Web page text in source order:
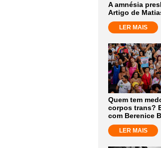
A amnésia
Artigo de
LER MAIS
Quem tem
corpos trans?
com Berenice
LER MAIS